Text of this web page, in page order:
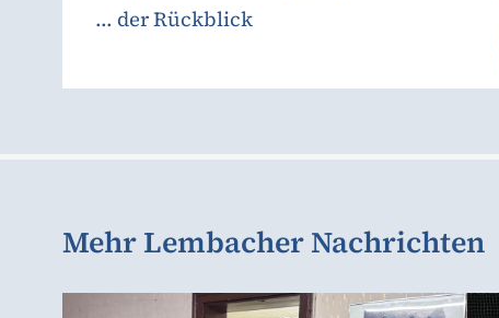
... der Rückblick
Mehr Lembacher Nachrichten